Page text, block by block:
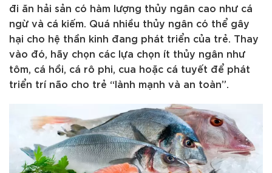
đi ăn hải sản có hàm lượng thủy ngân cao như cá
ngừ và cá kiếm. Quá nhiều thủy ngân có thể gây
hại cho hệ thần kinh đang phát triển của trẻ. Thay
vào đó, hãy chọn các lựa chọn ít thủy ngân như
tôm, cá hồi, cá rô phi, cua hoặc cá tuyết để phát
triển trí não cho trẻ “lành mạnh và an toàn”.